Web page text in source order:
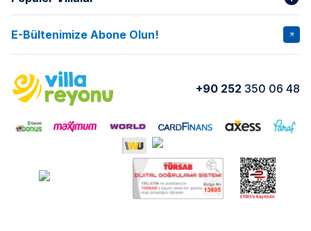
İptal Şartları Banka Hesapları
Kurumsal Blog
Yorumlar Nasıl Kiralarım
VİLLA SALKIM VİLLA SLAY 1
VİLLA OLENNA 1 VİLLA MERT
VILLA ADRIMA 1
VİLLA TİAMO VİLLA ZEYTİN DALI
VILLA ELMALI
E-Bültenimize Abone Olun!
+90 252 350 06 48